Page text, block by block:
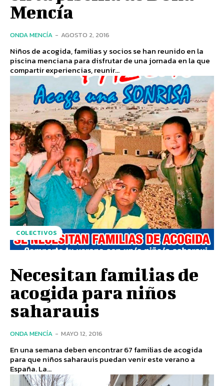
Mencía
ONDA MENCÍA - AGOSTO 2, 2016
Niños de acogida, familias y socios se han reunido en la
piscina menciana para disfrutar de una jornada en la que
compartir experiencias, reunir...
COLECTIVOS
Necesitan familias de
acogida para niños
saharauis
ONDA MENCÍA - MAYO 12, 2016
En una semana deben encontrar 67 familias de acogida
para que niños saharauis puedan venir este verano a
España. La...